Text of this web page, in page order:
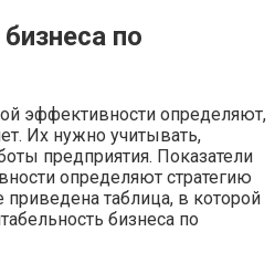
по
эффективности определяют,
Их нужно учитывать,
предприятия. Показатели
определяют стратегию
таблица, в которой
бизнеса по